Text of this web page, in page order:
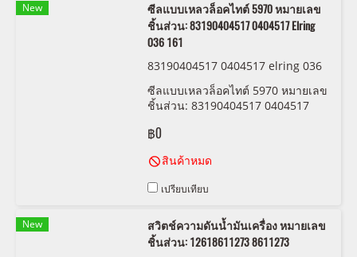
New
ซีลแบบเหลวล็อคไทต์ 5970 หมายเลข
ชิ้นส่วน: 83190404517 0404517 Elring
036 161
83190404517 0404517 elring 036
ซีลแบบเหลวล็อคไทต์ 5970 หมายเลข
ชิ้นส่วน: 83190404517 0404517
฿0
สินค้าหมด
เปรียบเทียบ
New
สวิตช์ความดันน้ำมันเครื่อง หมายเลข
ชิ้นส่วน: 12618611273 8611273